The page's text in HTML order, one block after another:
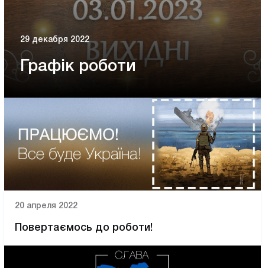
29 декабря 2022
Графік роботи
20 апреля 2022
Повертаємось до роботи!